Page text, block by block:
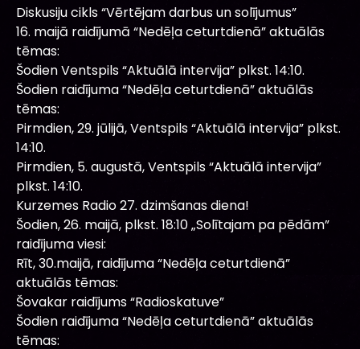
Diskusiju cikls “Vērtējam darbus un solījumus”
16. maijā raidījumā “Nedēļa ceturtdienā” aktuālās
tēmas:
Šodien Ventspils “Aktuālā intervija” plkst. 14:10.
Šodien raidījuma “Nedēļa ceturtdienā” aktuālās
tēmas:
Pirmdien, 29. jūlijā, Ventspils “Aktuālā intervija” plkst.
14:10.
Pirmdien, 5. augustā, Ventspils “Aktuālā intervija”
plkst. 14:10.
Kurzemes Radio 27. dzimšanas diena!
Šodien, 26. maijā, plkst. 18:10 „Solītajam pa pēdām”
raidījuma viesi:
Rīt, 30.maijā, raidījuma “Nedēļa ceturtdienā”
aktuālās tēmas:
Šovakar raidījums “Radioskatuve”
Šodien raidījuma “Nedēļa ceturtdienā” aktuālās
tēmas: